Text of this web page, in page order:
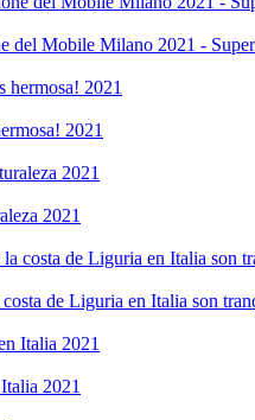
del Mobile Milano 2021 -
2021
2021
de Liguria en Italia son
2021